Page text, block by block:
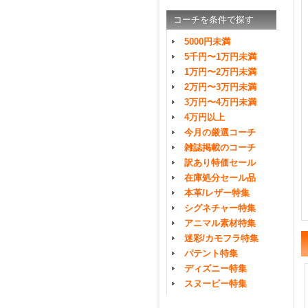
コーチを条件で探す
5000円未満
5千円〜1万円未満
1万円〜2万円未満
2万円〜3万円未満
3万円〜4万円未満
4万円以上
今月の厳選コーチ
雑誌掲載のコーチ
訳あり特価セール
在庫処分セール品
本革/レザー特集
シグネチャー特集
アニマル素材特集
迷彩/カモフラ特集
パテント特集
ディズニー特集
スヌーピー特集